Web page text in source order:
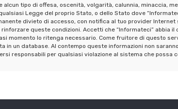
alcun tipo di offesa, oscenità, volgarità, calunnia, minaccia,
Legge del proprio Stato, o dello Stato dove
divieto di accesso, con notifica al tuo provider
queste condizioni. Accetti che “Informateci” abbia
momento lo ritenga necessario. Come fruitore di questo
in un database. Al contempo queste informazioni non
responsabili per qualsiasi violazione al sistema che possa